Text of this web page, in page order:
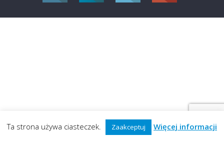
Ta strona używa ciasteczek. Zaakceptuj Więcej informacji